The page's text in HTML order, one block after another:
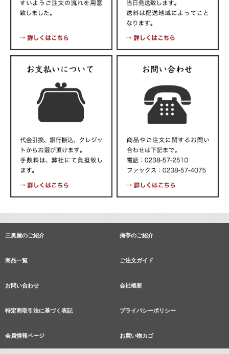
三奥屋のご紹介 掬亭のご紹介
商品一覧 ご注文ガイド
お問い合わせ 会社概要
特定商取引法に基づく表記 プライバシーポリシー
会員情報ページ お買い物カゴ